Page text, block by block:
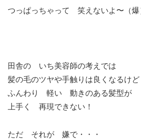
つっぱっちゃって 笑えないよ〜（爆
田舎の いち美容師の考えでは
髪の毛のツヤや手触りは良くなるけど
ふんわり 軽い 動きのある髪型が
上手く 再現できない！
ただ それが 嫌で・・・